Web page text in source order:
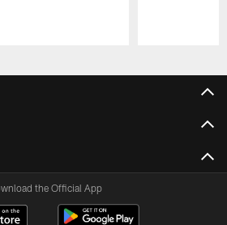
the Official App